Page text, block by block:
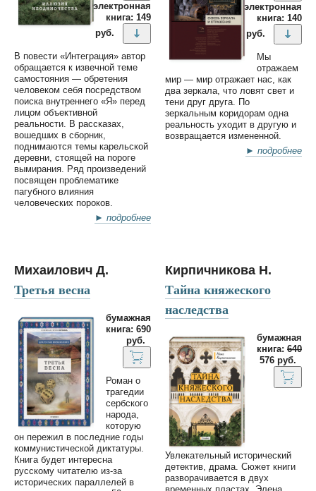
электронная
книга: 149
руб.
В повести «Интеграция» автор
обращается к извечной теме
самостояния — обретения
человеком себя посредством
поиска внутреннего «Я» перед
лицом объективной
реальности. В рассказах,
вошедших в сборник,
поднимаются темы карельской
деревни, стоящей на пороге
вымирания. Ряд произведений
посвящен проблематике
пагубного влияния
человеческих пороков.
► подробнее
электронная
книга: 140
руб.
Мы
отражаем
мир — мир отражает нас, как
два зеркала, что ловят свет и
тени друг друга. По
зеркальным коридорам одна
реальность уходит в другую и
возвращается измененной.
► подробнее
Михаилович Д.
Третья весна
бумажная
книга: 690
руб.
Роман о
трагедии
сербского
народа,
которую
он пережил в последние годы
коммунистической диктатуры.
Книга будет интересна
русскому читателю из-за
исторических параллелей в
Кирпичникова Н.
Тайна княжеского
наследства
бумажная
книга: 640
576 руб.
Увлекательный исторический
детектив, драма. Сюжет книги
разворачивается в двух